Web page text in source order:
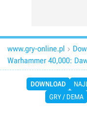
www.gry-online.pl 
Warhammer 40,000:
DOWNLOAD
GRY / DEMA